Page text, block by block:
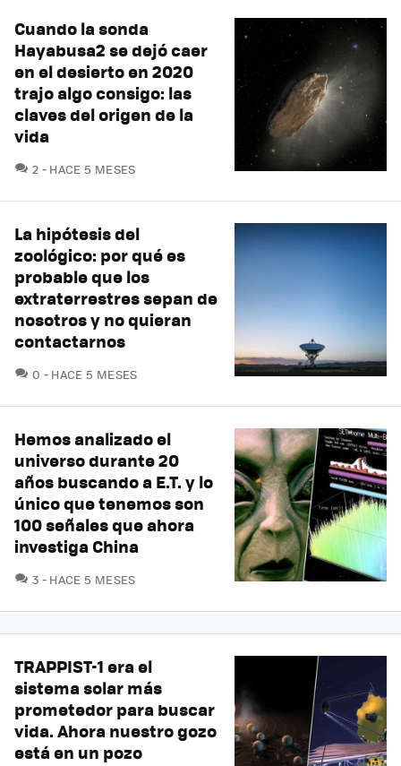
Cuando la sonda
Hayabusa2 se dejó caer
en el desierto en 2020
trajo algo consigo: las
claves del origen de la
vida
2 COMENTARIOS
HACE 5 MESES
La hipótesis del
zoológico: por qué es
probable que los
extraterrestres sepan de
nosotros y no quieran
contactarnos
0 COMENTARIOS
HACE 5 MESES
Hemos analizado el
universo durante 20
años buscando a E.T. y lo
único que tenemos son
100 señales que ahora
investiga China
3 COMENTARIOS
HACE 5 MESES
TRAPPIST-1 era el
sistema solar más
prometedor para buscar
vida. Ahora nuestro gozo
está en un pozo